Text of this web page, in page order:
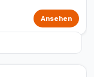
Ansehen